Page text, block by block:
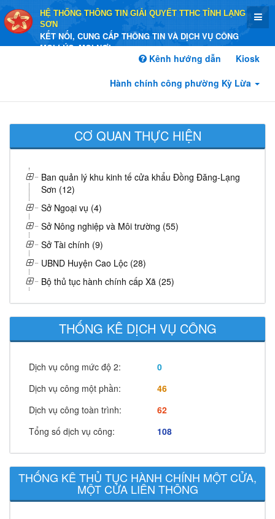
HỆ THỐNG THÔNG TIN GIẢI QUYẾT TTHC TỈNH LẠNG
SƠN
KẾT NỐI, CUNG CẤP THÔNG TIN VÀ DỊCH VỤ CÔNG
MỌI LÚC, MỌI NƠI
Kênh hướng dẫn
Kiosk
Hành chính công phường Kỳ Lừa
CƠ QUAN THỰC HIỆN
Ban quản lý khu kinh tế cửa khẩu Đồng Đăng-Lạng
Sơn (12)
Sở Ngoại vụ (4)
Sở Nông nghiệp và Môi trường (55)
Sở Tài chính (9)
UBND Huyện Cao Lộc (28)
Bộ thủ tục hành chính cấp Xã (25)
THỐNG KÊ DỊCH VỤ CÔNG
Dịch vụ công mức độ 2:
0
Dịch vụ công một phần:
46
Dịch vụ công toàn trình:
62
Tổng số dịch vụ công:
108
THỐNG KÊ THỦ TỤC HÀNH CHÍNH MỘT CỬA,
MỘT CỬA LIÊN THÔNG